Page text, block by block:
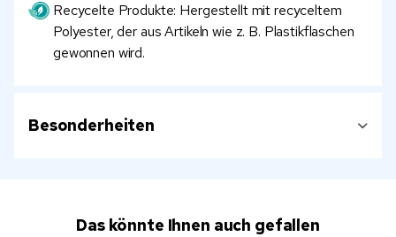
Recycelte Produkte: Hergestellt mit recyceltem
Polyester, der aus Artikeln wie z. B. Plastikflaschen
gewonnen wird.
Besonderheiten
Das könnte Ihnen auch gefallen